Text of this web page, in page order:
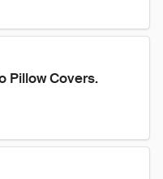
Pillow Covers.